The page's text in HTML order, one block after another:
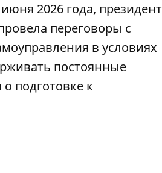
2026 года, президент
переговоры с
в условиях
постоянные
подготовке к